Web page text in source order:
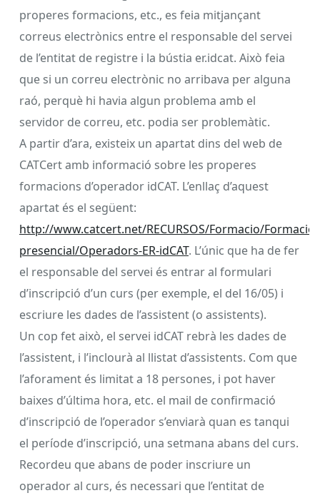
properes formacions, etc., es feia mitjançant
correus electrònics entre el responsable del servei
de l’entitat de registre i la bústia er.idcat. Això feia
que si un correu electrònic no arribava per alguna
raó, perquè hi havia algun problema amb el
servidor de correu, etc. podia ser problemàtic.
A partir d’ara, existeix un apartat dins del web de
CATCert amb informació sobre les properes
formacions d’operador idCAT. L’enllaç d’aquest
apartat és el següent:
http://www.catcert.net/RECURSOS/Formacio/Formacio-
presencial/Operadors-ER-idCAT. L’únic que ha de fer
el responsable del servei és entrar al formulari
d’inscripció d’un curs (per exemple, el del 16/05) i
escriure les dades de l’assistent (o assistents).
Un cop fet això, el servei idCAT rebrà les dades de
l’assistent, i l’inclourà al llistat d’assistents. Com que
l’aforament és limitat a 18 persones, i pot haver
baixes d’última hora, etc. el mail de confirmació
d’inscripció de l’operador s’enviarà quan es tanqui
el període d’inscripció, una setmana abans del curs.
Recordeu que abans de poder inscriure un
operador al curs, és necessari que l’entitat de